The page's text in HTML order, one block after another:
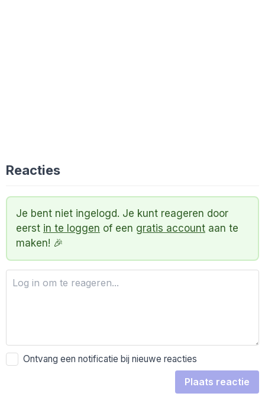
Reacties
Je bent niet ingelogd. Je kunt reageren door
eerst in te loggen of een gratis account aan te
maken! 🎉
Ontvang een notificatie bij nieuwe reacties
Plaats reactie